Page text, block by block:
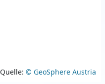
Quelle: © GeoSphere Austria